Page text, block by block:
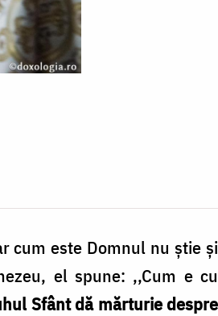
cum este Domnul nu ştie şi
el spune: ,,Cum e cu
Sfânt dă mărturie despre